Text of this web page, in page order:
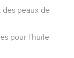
des peaux de
pour l'huile